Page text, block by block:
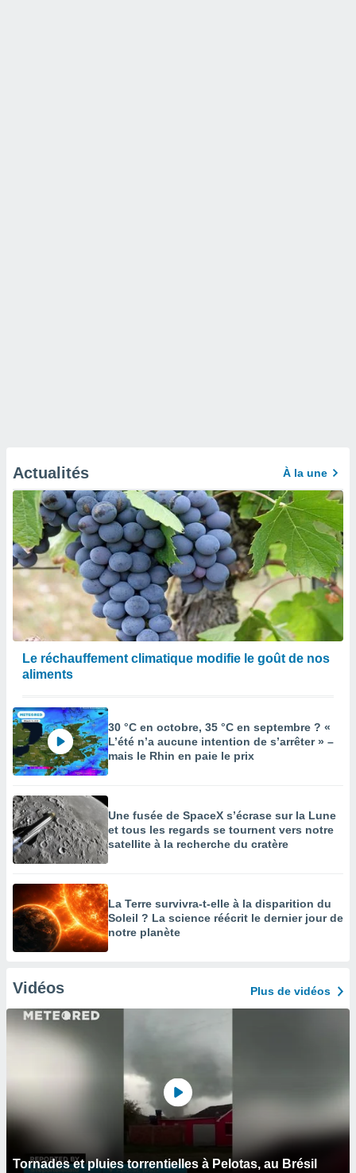
Actualités À la une
Le réchauffement climatique modifie le goût de nos
aliments
30 °C en octobre, 35 °C en septembre ? «
L’été n’a aucune intention de s’arrêter » –
mais le Rhin en paie le prix
Une fusée de SpaceX s’écrase sur la Lune
et tous les regards se tournent vers notre
satellite à la recherche du cratère
La Terre survivra-t-elle à la disparition du
Soleil ? La science réécrit le dernier jour de
notre planète
Vidéos Plus de vidéos
Tornades et pluies torrentielles à Pelotas, au Brésil